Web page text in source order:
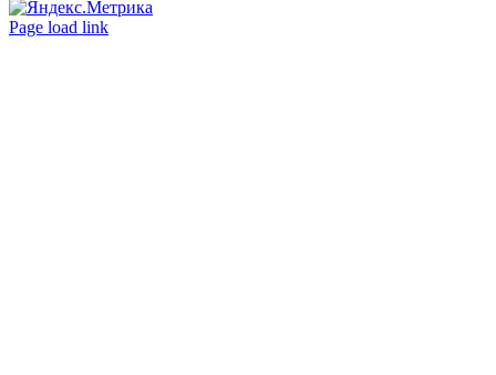
Вконтакте
Одноклассники
Page load link